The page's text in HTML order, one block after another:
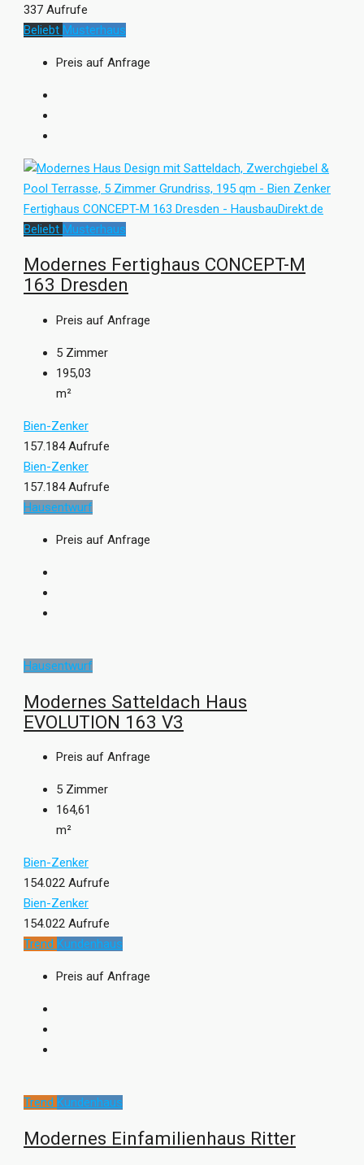
337 Aufrufe
Beliebt Musterhaus
Preis auf Anfrage
Beliebt Musterhaus
Modernes Fertighaus CONCEPT-M
163 Dresden
Preis auf Anfrage
5 Zimmer
195,03
m²
Bien-Zenker
157.184 Aufrufe
Bien-Zenker
157.184 Aufrufe
Hausentwurf
Preis auf Anfrage
Hausentwurf
Modernes Satteldach Haus
EVOLUTION 163 V3
Preis auf Anfrage
5 Zimmer
164,61
m²
Bien-Zenker
154.022 Aufrufe
Bien-Zenker
154.022 Aufrufe
Trend Kundenhaus
Preis auf Anfrage
Trend Kundenhaus
Modernes Einfamilienhaus Ritter